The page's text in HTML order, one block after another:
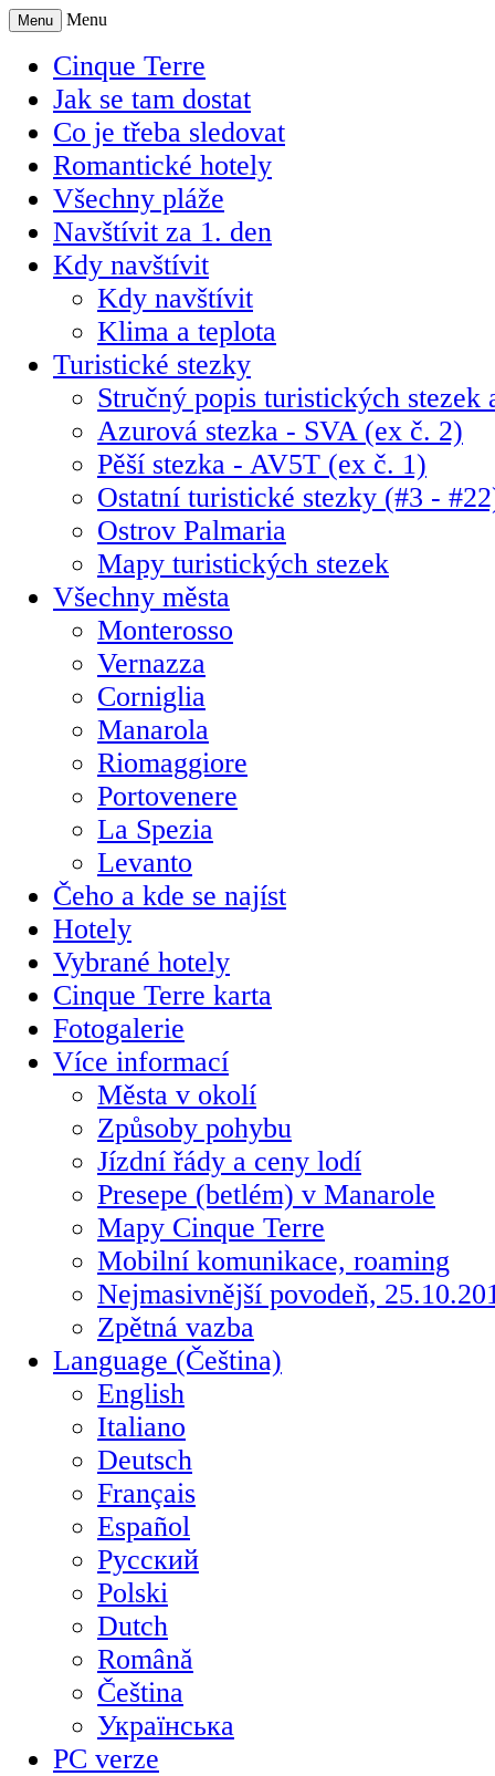
Menu Menu
Cinque Terre
Jak se tam dostat
Co je třeba sledovat
Romantické hotely
Všechny pláže
Navštívit za 1. den
Kdy navštívit
Kdy navštívit
Klima a teplota
Turistické stezky
Stručný popis turistických stezek
Azurová stezka - SVA (ex č. 2)
Pěší stezka - AV5T (ex č. 1)
Ostatní turistické stezky (#3 -
Ostrov Palmaria
Mapy turistických stezek
Všechny města
Monterosso
Vernazza
Corniglia
Manarola
Riomaggiore
Portovenere
La Spezia
Levanto
Čeho a kde se najíst
Hotely
Vybrané hotely
Cinque Terre karta
Fotogalerie
Více informací
Města v okolí
Způsoby pohybu
Jízdní řády a ceny lodí
Presepe (betlém) v Manarole
Mapy Cinque Terre
Mobilní komunikace, roaming
Nejmasivnější povodeň,
Zpětná vazba
Language (Čeština)
English
Italiano
Deutsch
Français
Español
Русский
Polski
Dutch
Română
Čeština
Українська
PC verze